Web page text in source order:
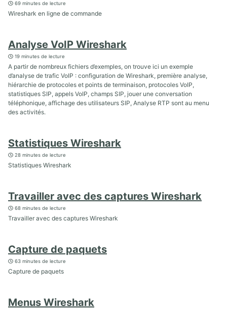
69 minutes de lecture
Wireshark en ligne de commande
Analyse VoIP Wireshark
19 minutes de lecture
A partir de nombreux fichiers d’exemples, on trouve ici un exemple
d’analyse de trafic VoIP : configuration de Wireshark, première analyse,
hiérarchie de protocoles et points de terminaison, protocoles VoIP,
statistiques SIP, appels VoIP, champs SIP, jouer une conversation
téléphonique, affichage des utilisateurs SIP, Analyse RTP sont au menu
des activités.
Statistiques Wireshark
28 minutes de lecture
Statistiques Wireshark
Travailler avec des captures Wireshark
68 minutes de lecture
Travailler avec des captures Wireshark
Capture de paquets
63 minutes de lecture
Capture de paquets
Menus Wireshark